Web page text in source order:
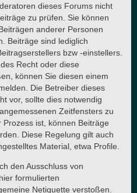
dieses Forums nicht
zu prüfen. Sie können
anderer Personen
Beiträge sind lediglich
bzw -einstellers.
Recht oder diese
können Sie diesen einem
Die Betreiber dieses
vor, sollte dies notwendig
Zeitfensters zu
ist, können Beiträge
Diese Regelung gilt auch
Material, etwa Profile.
den Ausschluss von
formulierten
Netiquette verstoßen.